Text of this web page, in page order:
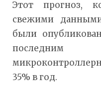
Этот прогноз,
свежими
были
последним
35% в год.